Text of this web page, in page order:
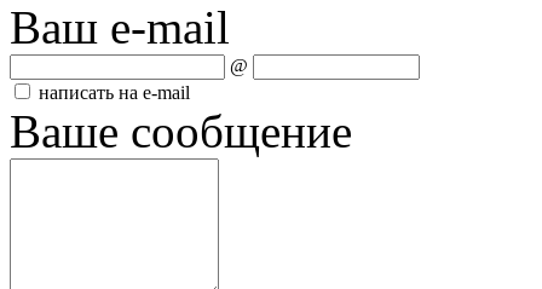
Ваш e-mail
@
написать на e-mail
Ваше сообщение